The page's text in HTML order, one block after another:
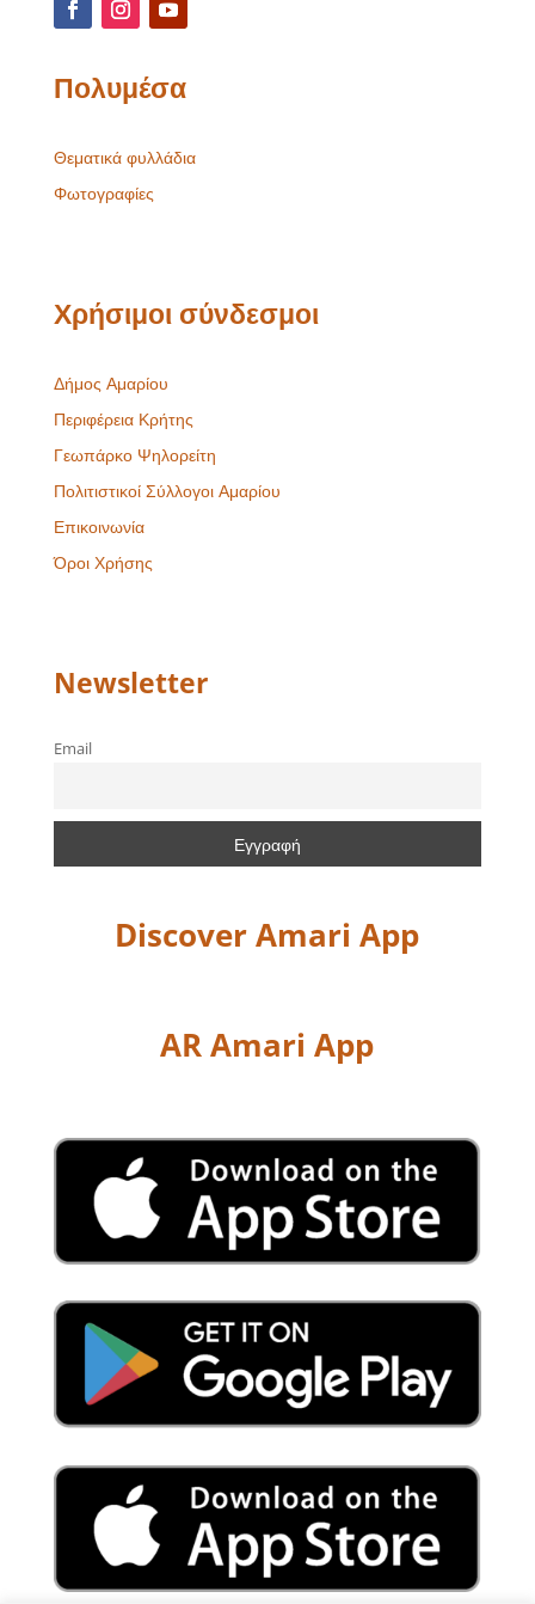
Πολυμέσα
Θεματικά φυλλάδια
Φωτογραφίες
Χρήσιμοι σύνδεσμοι
Δήμος Αμαρίου
Περιφέρεια Κρήτης
Γεωπάρκο Ψηλορείτη
Πολιτιστικοί Σύλλογοι Αμαρίου
Επικοινωνία
Όροι Χρήσης
Newsletter
Email
Discover Amari App
AR Amari App